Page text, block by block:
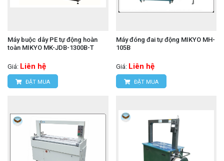
Máy buộc dây PE tự động hoàn
toàn MIKYO MK-JDB-1300B-T
Giá: Liên hệ
ĐẶT MUA
Máy đóng đai tự động MIKYO MH-
105B
Giá: Liên hệ
ĐẶT MUA